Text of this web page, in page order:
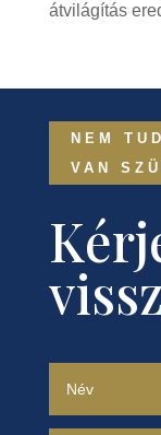
átvilágítás
NEM
VAN